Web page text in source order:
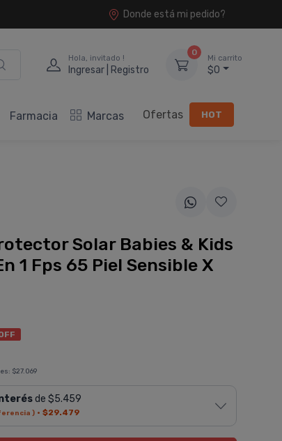
Donde está mi pedido?
Hola, invitado !
Ingresar | Registro
0
Mi carrito
$0
Farmacia Marcas Ofertas HOT
Solar Babies & Kids
1 Fps 65 Piel Sensible X
$27.069
de $5.459
)· $29.479